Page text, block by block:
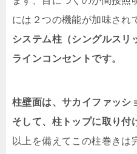
には２つの機能が加味され
システム柱（シングルスリ
ラインコンセントです。
柱壁面は、サカイファッシ
そして、柱トップに取り付
以上を備えてこの柱巻きは